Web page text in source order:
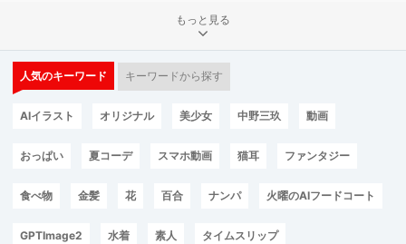
もっと見る
人気のキーワード キーワードから探す
AIイラスト オリジナル 美少女 中野三玖 動画
おっぱい 夏コーデ スマホ動画 猫耳 ファンタジー
食べ物 金髪 花 百合 ナンパ 火曜のAIフードコート
GPTImage2 水着 素人 タイムスリップ